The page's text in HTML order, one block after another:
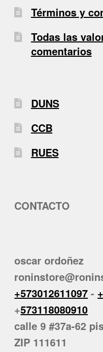
Términos y
Todas las
comentarios
DUNS
CCB
RUES
CONTACTO
oscar ordoñez
+573012611097 -
+573118080910
calle 9 #37a-62
ZIP 111611